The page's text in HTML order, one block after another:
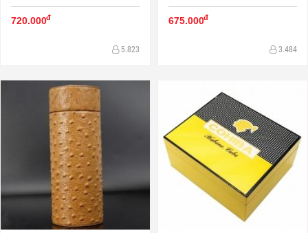
720.000đ
5.823
675.000đ
3.484